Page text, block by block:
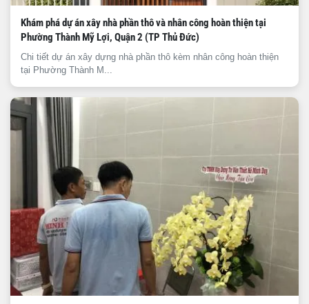
Khám phá dự án xây nhà phần thô và nhân công hoàn thiện tại
Phường Thành Mỹ Lợi, Quận 2 (TP Thủ Đức)
Chi tiết dự án xây dựng nhà phần thô kèm nhân công hoàn thiện
tại Phường Thành M...